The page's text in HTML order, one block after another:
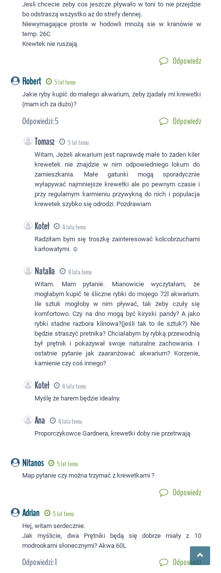
Jesli chcecie zeby cos jeszcze pływało w toni to nie przejdzie
bo odstraszą wszystko az do strefy dennej.
Niewymagające proste w hodowli mnożą sie w kranówie w
temp. 26C
Krewtek nie ruszają.
Odpowiedz
Robert 5 lat temu
Jakie ryby kupić do małego akwarium, żeby zjadały mi krewetki
(mam ich za dużo)?
Odpowiedzi:5 Odpowiedz
Tomasz 5 lat temu
Witam, Jeżeli akwarium jest naprawdę małe to żaden kiler
krewetek nie znajdzie w nim odpowiedniego lokum do
zamieszkania. Małe gatunki mogą sporadycznie
wyłapywać najmniejsze krewetki ale po pewnym czasie i
przy regularnym karmieniu przywykną do nich i populacja
krewetek szybko się odrodzi. Pozdrawiam
Koteł 4 lata temu
Radziłam bym się troszkę zainteresować kolcobrzuchami
karłowatymi. ☺️
Natalia 4 lata temu
Witam. Mam pytanie. Mianowicie wyczytałam, że
mogłabym kupić te śliczne rybki do mojego 72l akwarium.
Ile sztuk mogłoby w nim pływać, tak żeby czuły się
komfortowo. Czy na dno mogą być kiryski pandy? A jako
rybki stadne razbora klinowa?(jeśli tak to ile sztuk?) Nie
będzie straszyć pretnika? Chciałabym by rybką przewodnią
był prętnik i pokazywał swoje naturalne zachowania. I
ostatnie pytanie jak zaaranżować akwarium? Korzenie,
kamienie czy coś innego?
Koteł 4 lata temu
Myślę że harem będzie idealny.
Ana 4 lata temu
Proporczykowce Gardnera, krewetki doby nie przetrwają
Nitanos 5 lat temu
Map pytanie czy można trzymać z krewetkami ?
Odpowiedz
Adrian 5 lat temu
Hej, witam serdecznie.
Jak myślicie, dwa Prętniki będą się dobrze miały z 10
modrookami słonecznymi? Akwa 60L
Odpowiedzi:1 Odpowiedz